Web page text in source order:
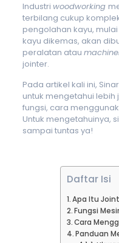
Industri woodworking
terbilang cukup
pengolahan kayu,
kayu dikemas, akan
peralatan atau
jointer.
Pada artikel kali ini,
untuk mengetahui
fungsi, cara
Untuk mengetahuinya,
sampai tuntas ya!
Daftar Isi
Apa Itu
Fungsi
Cara
Panduan